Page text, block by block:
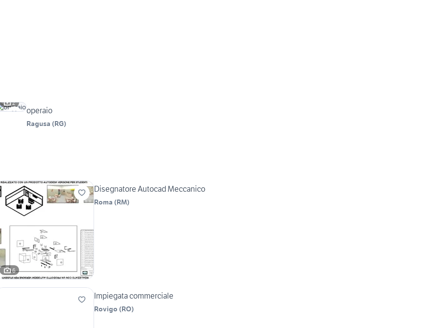
2
operaio
Ragusa (RG)
6
Disegnatore Autocad Meccanico
Roma (RM)
Impiegata commerciale
Rovigo (RO)